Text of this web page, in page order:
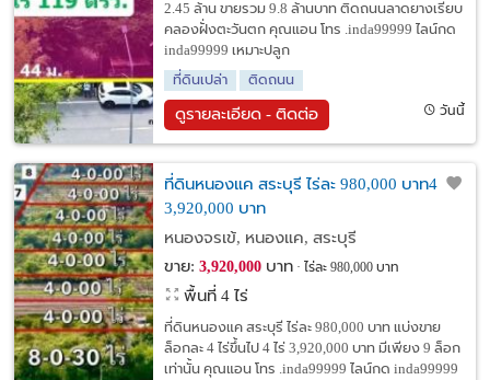
2.45 ล้าน ขายรวม 9.8 ล้านบาท ติดถนนลาดยางเรียบ
คลองฝั่งตะวันตก คุณแอน โทร .inda99999 ไลน์กด
inda99999 เหมาะปลูก
ที่ดินเปล่า
ติดถนน
ดูรายละเอียด - ติดต่อ วันนี้
ที่ดินหนองแค สระบุรี ไร่ละ 980,000 บาท4 ไร่
3,920,000 บาท
หนองจรเข้, หนองแค, สระบุรี
ขาย: 3,920,000บาท ไร่ละ 980,000 บาท
พื้นที่ 4 ไร่
ที่ดินหนองแค สระบุรี ไร่ละ 980,000 บาท แบ่งขาย
ล็อกละ 4 ไร่ขึ้นไป 4 ไร่ 3,920,000 บาท มีเพียง 9 ล็อก
เท่านั้น คุณแอน โทร .inda99999 ไลน์กด inda99999